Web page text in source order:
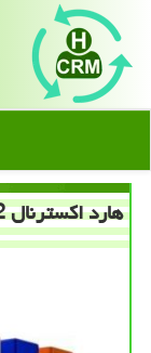
هارد اكسترنال 2 ترابایت